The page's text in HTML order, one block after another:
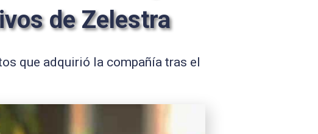
de Zelestra
que adquirió la compañía tras el